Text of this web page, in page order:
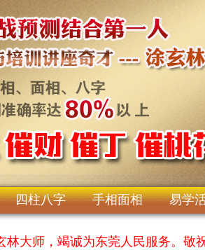
四柱八字 手相面相 易学
大师，竭诚为东莞人民服务。